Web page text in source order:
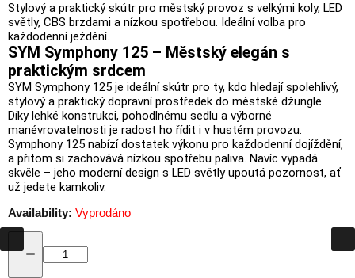
Stylový a praktický skútr pro městský provoz s velkými koly, LED
světly, CBS brzdami a nízkou spotřebou. Ideální volba pro
každodenní ježdění.
SYM Symphony 125 – Městský elegán s
praktickým srdcem
SYM Symphony 125 je ideálnískútr pro ty, kdo hledajíspolehlivý,
stylový a praktický dopravníprostředek do městské džungle.
Díky lehké konstrukci, pohodlnému sedlu a výborné
manévrovatelnosti je radost ho řídit i v hustém provozu.
Symphony 125 nabízídostatek výkonu pro každodennídojíždění,
a přitom si zachovává nízkou spotřebu paliva. Navíc vypadá
skvěle – jeho modernídesign s LED světly upoutá pozornost, ať
už jedete kamkoliv.
Availability: Vyprodáno